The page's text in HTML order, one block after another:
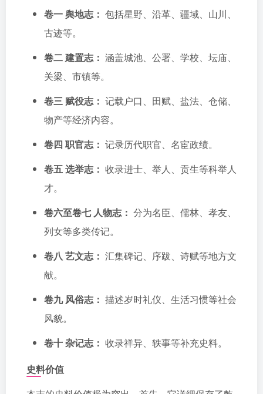
卷一 舆地志： 包括星野、沿革、疆域、山川、
古迹等。
卷二 建置志： 涵盖城池、公署、学校、坛庙、
关梁、市镇等。
卷三 赋役志： 记载户口、田赋、盐法、仓储、
物产等经济内容。
卷四 职官志： 记录历代职官、名宦政绩。
卷五 选举志： 收录进士、举人、贡生等科举人
才。
卷六至卷七 人物志： 分为名臣、儒林、孝友、
列女等多类传记。
卷八 艺文志： 汇集碑记、序跋、诗赋等地方文
献。
卷九 风俗志： 描述岁时礼仪、生活习惯等社会
风貌。
卷十 杂记志： 收录祥异、轶事等补充史料。
史料价值